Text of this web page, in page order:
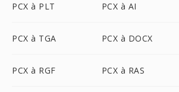
PCX à PLT PCX à AI
PCX à TGA PCX à DOCX
PCX à RGF PCX à RAS